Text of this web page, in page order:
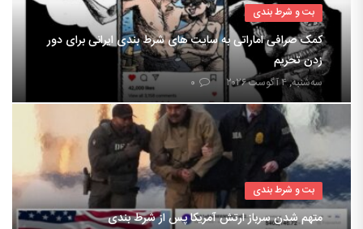
بت و شرط بندی
کمک صرافی اماراتی به سایت های شرط بندی ایرانی برای دور
زدن تحریم
سه‌شنبه, ۴ آگوست ۲۰۲۶ ۰
بت و شرط بندی
متهم شدن سرباز ارتش آمریکا پس از شرط بندی